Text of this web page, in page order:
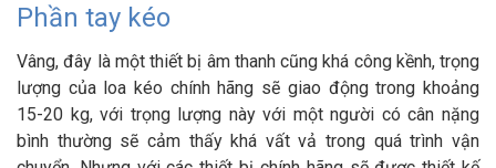
Phần tay kéo
Vâng, đây là một thiết bị âm thanh cũng khá công kềnh, trọng
lượng của loa kéo chính hãng sẽ giao động trong khoảng
15-20 kg, với trọng lượng này với một người có cân nặng
bình thường sẽ cảm thấy khá vất vả trong quá trình vận